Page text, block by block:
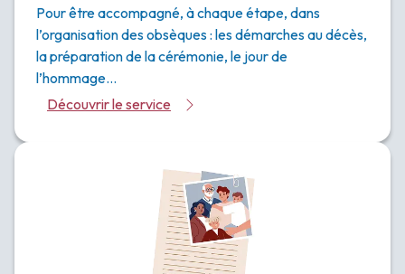
Pour être accompagné, à chaque étape, dans
l’organisation des obsèques : les démarches au décès,
la préparation de la cérémonie, le jour de
l’hommage…
Découvrir le service